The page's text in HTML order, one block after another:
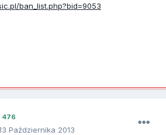
ban_list.php?bid=9053
476
Października 2013